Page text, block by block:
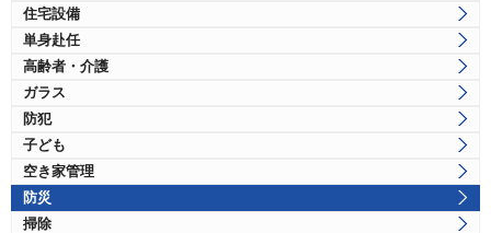
住宅設備
単身赴任
高齢者・介護
ガラス
防犯
子ども
空き家管理
防災
掃除